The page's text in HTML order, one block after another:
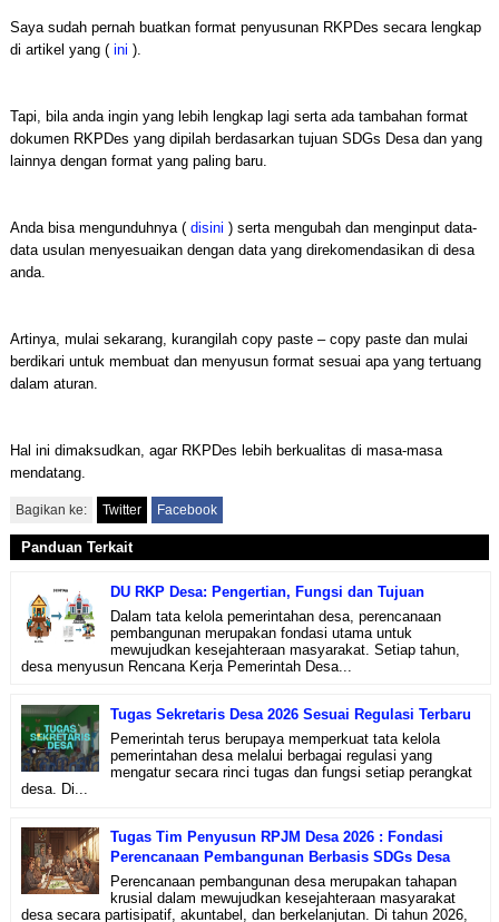
Saya sudah pernah buatkan format penyusunan RKPDes secara lengkap
di artikel yang ( ini ).
Tapi, bila anda ingin yang lebih lengkap lagi serta ada tambahan format
dokumen RKPDes yang dipilah berdasarkan tujuan SDGs Desa dan yang
lainnya dengan format yang paling baru.
Anda bisa mengunduhnya ( disini ) serta mengubah dan menginput data-
data usulan menyesuaikan dengan data yang direkomendasikan di desa
anda.
Artinya, mulai sekarang, kurangilah copy paste – copy paste dan mulai
berdikari untuk membuat dan menyusun format sesuai apa yang tertuang
dalam aturan.
Hal ini dimaksudkan, agar RKPDes lebih berkualitas di masa-masa
mendatang.
Bagikan ke: Twitter Facebook
Panduan Terkait
DU RKP Desa: Pengertian, Fungsi dan Tujuan
Dalam tata kelola pemerintahan desa, perencanaan
pembangunan merupakan fondasi utama untuk
mewujudkan kesejahteraan masyarakat. Setiap tahun,
desa menyusun Rencana Kerja Pemerintah Desa...
Tugas Sekretaris Desa 2026 Sesuai Regulasi Terbaru
Pemerintah terus berupaya memperkuat tata kelola
pemerintahan desa melalui berbagai regulasi yang
mengatur secara rinci tugas dan fungsi setiap perangkat
desa. Di...
Tugas Tim Penyusun RPJM Desa 2026 : Fondasi
Perencanaan Pembangunan Berbasis SDGs Desa
Perencanaan pembangunan desa merupakan tahapan
krusial dalam mewujudkan kesejahteraan masyarakat
desa secara partisipatif, akuntabel, dan berkelanjutan. Di tahun 2026,